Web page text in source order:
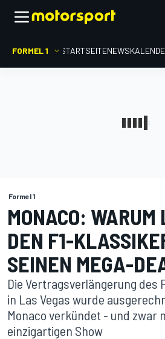
FORMEL 1 STARTSEITENEWS
Formel 1
MONACO: WARUM
DEN F1-
SEINEN MEGA-
Die Vertragsverlängerung des
in Las Vegas wurde
Monaco verkündet - und zwar
einzigartigen Show